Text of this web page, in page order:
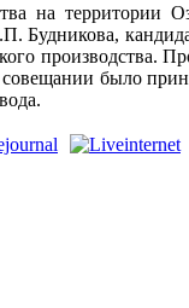
на территории
производства.
было